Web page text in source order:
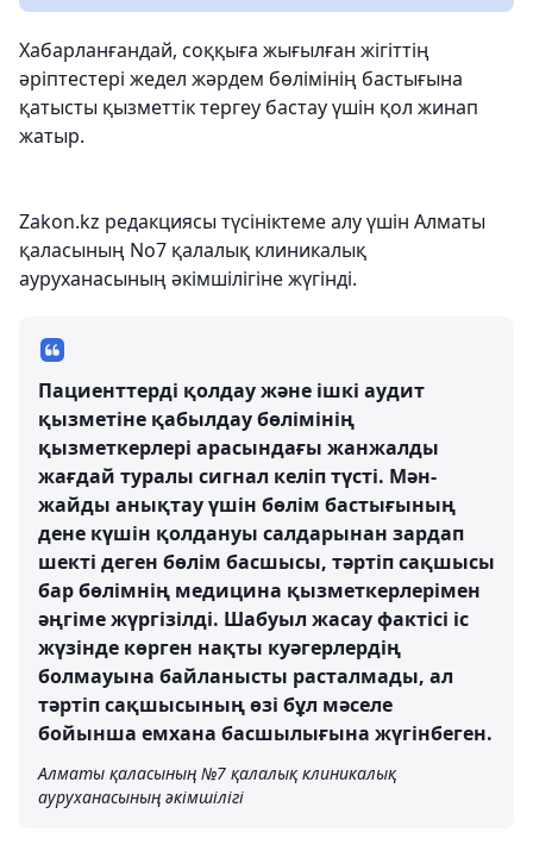
Хабарланғандай, соққыға жығылған жігіттің
әріптестері жедел жәрдем бөлімінің бастығына
қатысты қызметтік тергеу бастау үшін қол жинап
жатыр.
Zakon.kz редакциясы түсініктеме алу үшін Алматы
қаласының No7 қалалық клиникалық
ауруханасының әкімшілігіне жүгінді.
Пациенттерді қолдау және ішкі аудит
қызметіне қабылдау бөлімінің
қызметкерлері арасындағы жанжалды
жағдай туралы сигнал келіп түсті. Мән-
жайды анықтау үшін бөлім бастығының
дене күшін қолдануы салдарынан зардап
шекті деген бөлім басшысы, тәртіп сақшысы
бар бөлімнің медицина қызметкерлерімен
әңгіме жүргізілді. Шабуыл жасау фактісі іс
жүзінде көрген нақты куәгерлердің
болмауына байланысты расталмады, ал
тәртіп сақшысының өзі бұл мәселе
бойынша емхана басшылығына жүгінбеген.
Алматы қаласының №7 қалалық клиникалық
ауруханасының әкімшілігі